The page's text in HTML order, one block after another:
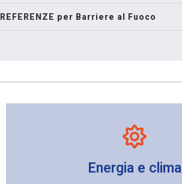
REFERENZE per Barriere al Fuoco
Energia e clima